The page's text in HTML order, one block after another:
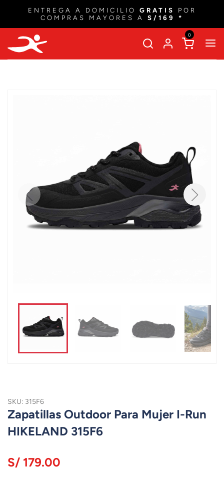
ENTREGA A DOMICILIO GRATIS
POR
COMPRAS MAYORES A S/169 *
0
SKU: 315F6
Zapatillas Outdoor Para Mujer I-Run
HIKELAND 315F6
S/ 179.00